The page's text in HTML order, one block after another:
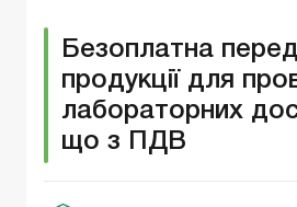
Безоплатна
продукції для
лабораторних
що з ПДВ